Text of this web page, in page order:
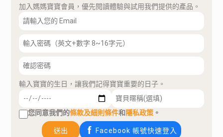
加入媽媽寶寶會員，優先閱讀體驗與試用我們提供的產品。
輸入寶寶的生日，讓我們記得寶寶重要的日子。
您同意我們的條款及細則條件和隱私政策 。
送出 Facebook 帳號快速登入